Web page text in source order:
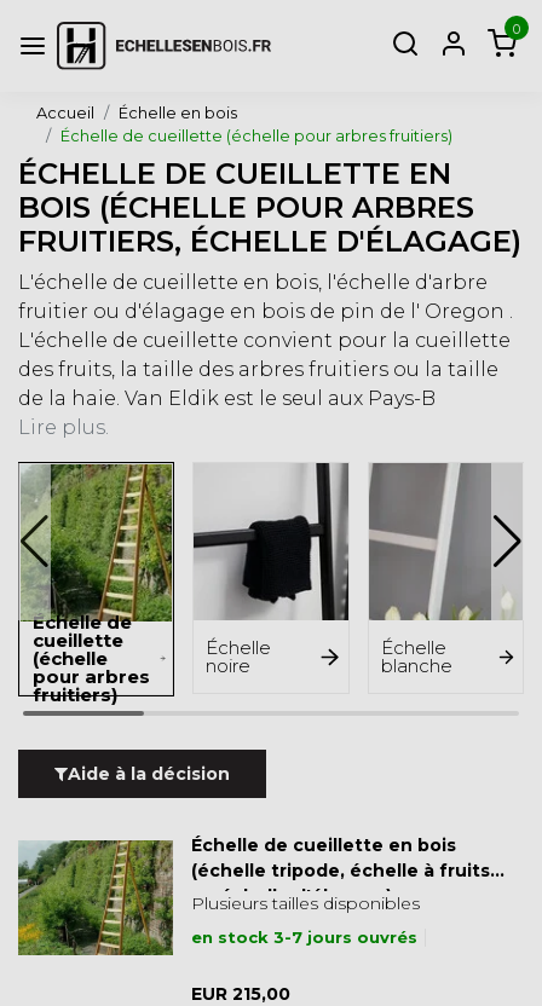
0
Accueil
Échelle en bois
Échelle de cueillette (échelle pour arbres fruitiers)
ÉCHELLE DE CUEILLETTE EN
BOIS (ÉCHELLE POUR ARBRES
FRUITIERS, ÉCHELLE D'ÉLAGAGE)
L'échelle de cueillette en bois, l'échelle d'arbre
fruitier ou d'élagage en bois de pin de l' Oregon .
L'échelle de cueillette convient pour la cueillette
des fruits, la taille des arbres fruitiers ou la taille
de la haie. Van Eldik est le seul aux Pays-B
Lire plus.
Échelle
noire
Échelle
blanche
Échelle de
cueillette
(échelle
pour arbres
fruitiers)
Aide à la décision
Échelle de cueillette en bois
(échelle tripode, échelle à fruits
ou échelle d'élagage)
Plusieurs tailles disponibles
en stock 3-7 jours ouvrés
EUR 215,00